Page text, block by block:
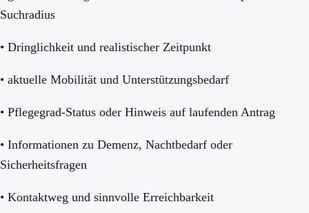
Suchradius
• Dringlichkeit und realistischer Zeitpunkt
• aktuelle Mobilität und Unterstützungsbedarf
• Pflegegrad-Status oder Hinweis auf laufenden Antrag
• Informationen zu Demenz, Nachtbedarf oder
Sicherheitsfragen
• Kontaktweg und sinnvolle Erreichbarkeit